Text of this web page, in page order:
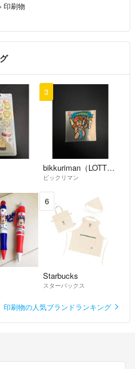
› 印刷物
3
bikkuriman（LOTTE）
ビックリマン
6
Starbucks
スターバックス
印刷物の人気ブランドランキング